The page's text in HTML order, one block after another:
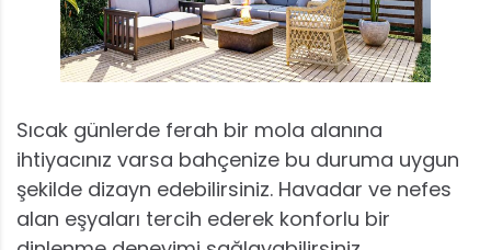
Sıcak günlerde ferah bir mola alanına
ihtiyacınız varsa bahçenize bu duruma uygun
şekilde dizayn edebilirsiniz. Havadar ve nefes
alan eşyaları tercih ederek konforlu bir